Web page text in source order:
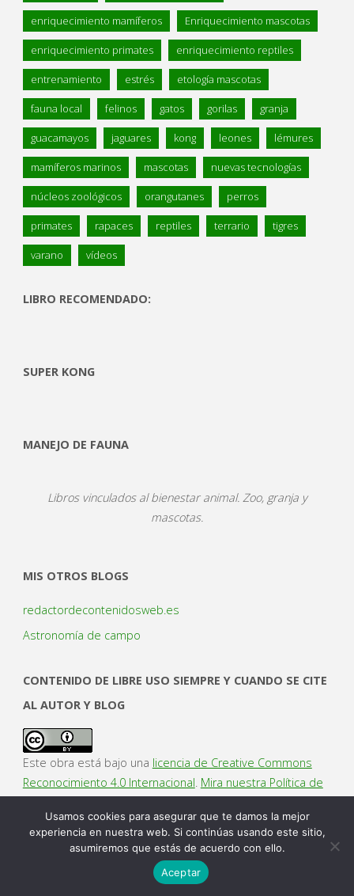
enriquecimiento mamíferos Enriquecimiento mascotas
enriquecimiento primates enriquecimiento reptiles
entrenamiento estrés etología mascotas
fauna local felinos gatos gorilas granja
guacamayos jaguares kong leones lémures
mamíferos marinos mascotas nuevas tecnologías
núcleos zoológicos orangutanes perros
primates rapaces reptiles terrario tigres
varano vídeos
LIBRO RECOMENDADO:
SUPER KONG
MANEJO DE FAUNA
Libros vinculados al bienestar animal. Zoo, granja y
mascotas.
MIS OTROS BLOGS
redactordecontenidosweb.es
Astronomía de campo
CONTENIDO DE LIBRE USO SIEMPRE Y CUANDO SE CITE
AL AUTOR Y BLOG
Este obra está bajo una licencia de Creative Commons
Reconocimiento 4.0 Internacional. Mira nuestra Política de
Usamos cookies para asegurar que te damos la mejor
experiencia en nuestra web. Si continúas usando este sitio,
asumiremos que estás de acuerdo con ello.
Aceptar